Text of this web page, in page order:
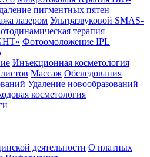
пигментных пятен
лазером Ультразвуковой SMAS-
терапия
Фотоомоложение IPL
Инъекционная косметология
Массаж Обследования
Удаление новообразований
косметология
деятельности О платных